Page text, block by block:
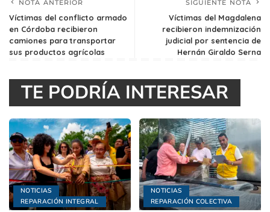
NOTA ANTERIOR
Víctimas del conflicto armado
en Córdoba recibieron
camiones para transportar
sus productos agrícolas
SIGUIENTE NOTA
Víctimas del Magdalena
recibieron indemnización
judicial por sentencia de
Hernán Giraldo Serna
TE PODRÍA INTERESAR
NOTICIAS
REPARACIÓN INTEGRAL
NOTICIAS
REPARACIÓN COLECTIVA